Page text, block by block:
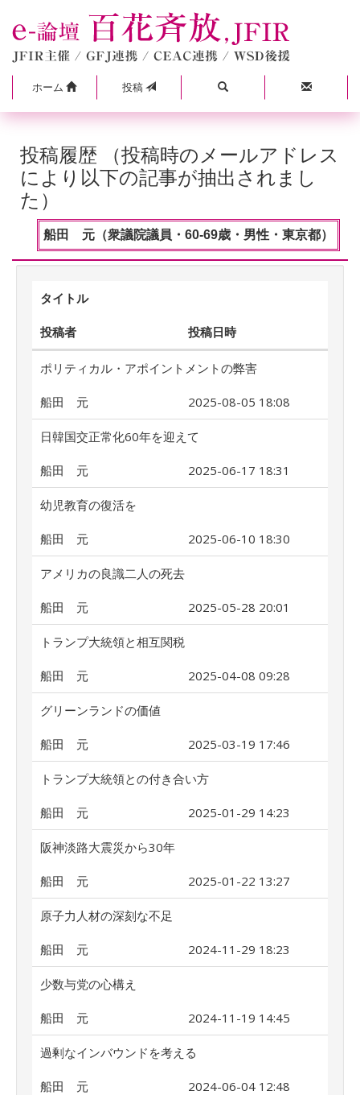
ホーム 投稿
投稿履歴 （投稿時のメールアドレス
により以下の記事が抽出されまし
た）
船田 元（衆議院議員・60-69歳・男性・東京都）
タイトル
投稿者 投稿日時
ポリティカル・アポイントメントの弊害
船田 元 2025-08-05 18:08
日韓国交正常化60年を迎えて
船田 元 2025-06-17 18:31
幼児教育の復活を
船田 元 2025-06-10 18:30
アメリカの良識二人の死去
船田 元 2025-05-28 20:01
トランプ大統領と相互関税
船田 元 2025-04-08 09:28
グリーンランドの価値
船田 元 2025-03-19 17:46
トランプ大統領との付き合い方
船田 元 2025-01-29 14:23
阪神淡路大震災から30年
船田 元 2025-01-22 13:27
原子力人材の深刻な不足
船田 元 2024-11-29 18:23
少数与党の心構え
船田 元 2024-11-19 14:45
過剰なインバウンドを考える
船田 元 2024-06-04 12:48